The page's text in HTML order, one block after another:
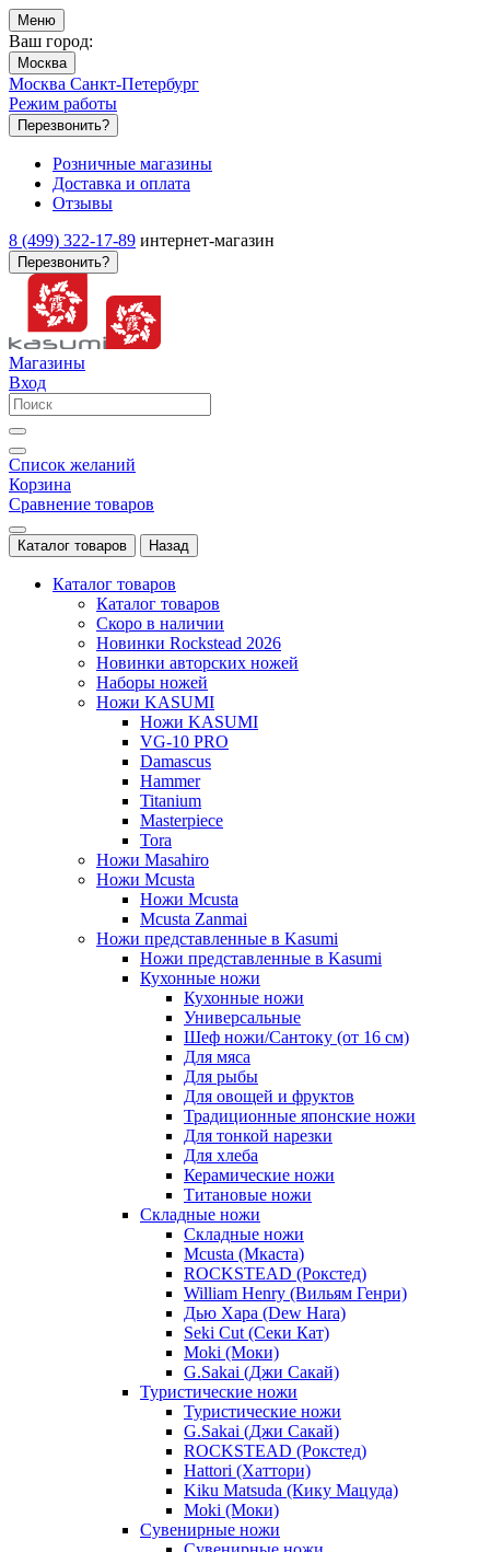
Меню
Ваш город:
Москва
Москва Санкт-Петербург
Режим работы
Перезвонить?
Розничные магазины
Доставка и оплата
Отзывы
8 (499) 322-17-89 интернет-магазин
Перезвонить?
Магазины
Вход
Список желаний
Корзина
Сравнение товаров
Каталог товаров Назад
Каталог товаров
Каталог товаров
Скоро в наличии
Новинки Rockstead 2026
Новинки авторских ножей
Наборы ножей
Ножи KASUMI
Ножи KASUMI
VG-10 PRO
Damascus
Hammer
Titanium
Masterpiece
Tora
Ножи Masahiro
Ножи Mcusta
Ножи Mcusta
Mcusta Zanmai
Ножи представленные в Kasumi
Ножи представленные в Kasumi
Кухонные ножи
Кухонные ножи
Универсальные
Шеф ножи/Сантоку (от 16 см)
Для мяса
Для рыбы
Для овощей и фруктов
Традиционные японские ножи
Для тонкой нарезки
Для хлеба
Керамические ножи
Титановые ножи
Складные ножи
Складные ножи
Mcusta (Мкаста)
ROCKSTEAD (Рокстед)
William Henry (Вильям Генри)
Дью Хара (Dew Hara)
Seki Cut (Секи Кат)
Moki (Моки)
G.Sakai (Джи Сакай)
Туристические ножи
Туристические ножи
G.Sakai (Джи Сакай)
ROCKSTEAD (Рокстед)
Hattori (Хаттори)
Kiku Matsuda (Кику Мацуда)
Moki (Моки)
Сувенирные ножи